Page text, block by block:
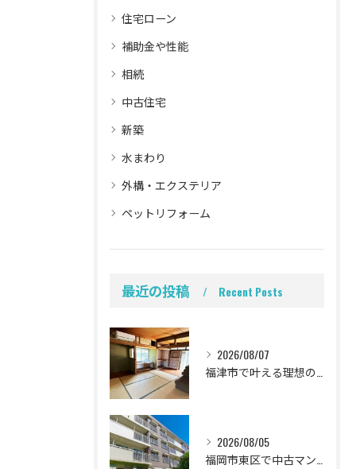
住宅ローン
補助金や性能
相続
中古住宅
新築
水まわり
外構・エクステリア
ペットリフォーム
最近の投稿 Recent Posts
2026/08/07
福津市で叶える理想の我が家！中古一戸建てリノベ成功の全手順と失敗回避法
2026/08/05
福岡市東区で中古マンションを賢くリノベ！家族の理想を叶える失敗しない購入ガイド